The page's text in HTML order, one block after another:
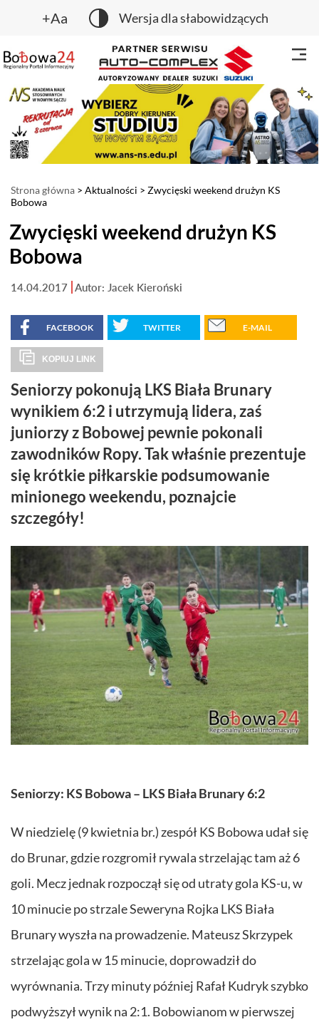
+Aa Wersja dla słabowidzących
Strona główna > Aktualności > Zwycięski weekend drużyn KS
Bobowa
Zwycięski weekend drużyn KS
Bobowa
14.04.2017 Autor: Jacek Kieroński
FACEBOOK TWITTER E-MAIL
KOPIUJ LINK
Seniorzy pokonują LKS Biała Brunary
wynikiem 6:2 i utrzymują lidera, zaś
juniorzy z Bobowej pewnie pokonali
zawodników Ropy. Tak właśnie prezentuje
się krótkie piłkarskie podsumowanie
minionego weekendu, poznajcie
szczegóły!
Seniorzy: KS Bobowa – LKS Biała Brunary 6:2
W niedzielę (9 kwietnia br.) zespół KS Bobowa udał się
do Brunar, gdzie rozgromił rywala strzelając tam aż 6
goli. Mecz jednak rozpoczął się od utraty gola KS-u, w
10 minucie po strzale Seweryna Rojka LKS Biała
Brunary wyszła na prowadzenie. Mateusz Skrzypek
strzelając gola w 15 minucie, doprowadził do
wyrównania. Trzy minuty później Rafał Kudryk szybko
podwyższył wynik na 2:1. Bobowianom w pierwszej